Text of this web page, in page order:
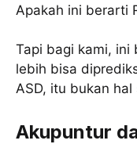
Apakah ini berarti
Tapi bagi kami,
lebih bisa
ASD, itu bukan hal
Akupuntur